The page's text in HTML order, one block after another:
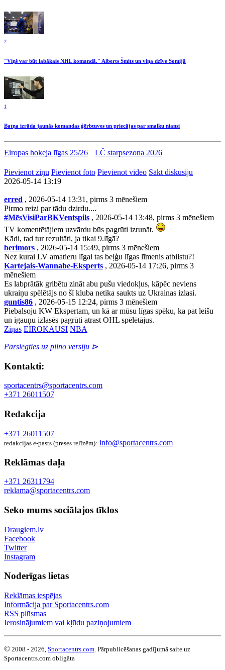
2
"Viņš var būt labākais NHL komandā." Alberts Šmits un viņa dzīve Somijā
1
Batņa izrāda jaunās komandas ģērbtuves un priecājas par smalku niansi
Eiropas hokeja līgas 25/26 LČ starpsezona 2026
Pievienot ziņu Pievienot foto Pievienot video Sākt diskusiju
2026-05-14 13:19
erred , 2026-05-14 13:31, pirms 3 mēnešiem
Pirmo reizi par tādu dzirdu....
#MēsVisiParBKVentspils , 2026-05-14 13:48, pirms 3 mēnešiem
TV komentētājiem uzvārdu būs pagrūti izrunāt.
Kādi, tad tur rezultāti, ja tikai 9.līgā?
berimors , 2026-05-14 15:49, pirms 3 mēnešiem
Nez kurai LV amatieru līgai tas beļģu līgas līmenis atbilstu?!
Kartejais-Wannabe-Eksperts , 2026-05-14 17:26, pirms 3
mēnešiem
Es labprātāk gribētu zināt abu pušu viedokļus, kāpēc neviens
ukraiņu spēlētājs no šī kluba netika saukts uz Ukrainas izlasi.
guntis86 , 2026-05-15 12:24, pirms 3 mēnešiem
Piebalsoju KW Ekspertam, un kā ar mūsu līgas spēku, ka pat leišu
un igauņu izlasēs pagrūti atrast OHL spēlētājus.
Ziņas EIROKAUSI NBA
Pārslēgties uz pilno versiju ⊳
Kontakti:
sportacentrs@sportacentrs.com
+371 26011507
Redakcija
+371 26011507
redakcijas e-pasts (preses relīzēm): info@sportacentrs.com
Reklāmas daļa
+371 26311794
reklama@sportacentrs.com
Seko mums sociālajos tīklos
Draugiem.lv
Facebook
Twitter
Instagram
Noderīgas lietas
Reklāmas iespējas
Informācija par Sportacentrs.com
RSS plūsmas
Ierosinājumiem vai kļūdu paziņojumiem
© 2008 - 2026, Sportacentrs.com. Pārpublicēšanas gadījumā saite uz
Sportacentrs.com obligāta